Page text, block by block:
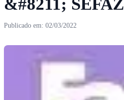
&#8211; SEFAZ
Publicado em: 02/03/2022